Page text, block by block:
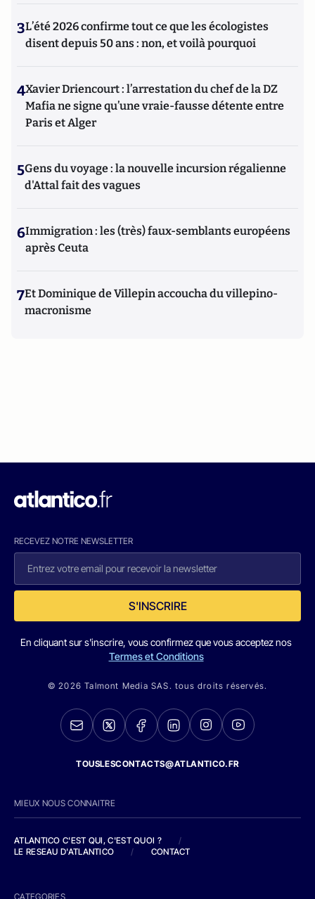
3L’été 2026 confirme tout ce que les écologistes
disent depuis 50 ans : non, et voilà pourquoi
4Xavier Driencourt : l’arrestation du chef de la DZ
Mafia ne signe qu’une vraie-fausse détente entre
Paris et Alger
5Gens du voyage : la nouvelle incursion régalienne
d'Attal fait des vagues
6Immigration : les (très) faux-semblants européens
après Ceuta
7Et Dominique de Villepin accoucha du villepino-
macronisme
RECEVEZ NOTRE NEWSLETTER
S'INSCRIRE
En cliquant sur s'inscrire, vous confirmez que vous acceptez nos
Termes et Conditions
© 2026 Talmont Media SAS. tous droits réservés.
TOUSLESCONTACTS@ATLANTICO.FR
MIEUX NOUS CONNAITRE
ATLANTICO C'EST QUI, C'EST QUOI ?
/
LE RESEAU D'ATLANTICO
/ CONTACT
CATEGORIES